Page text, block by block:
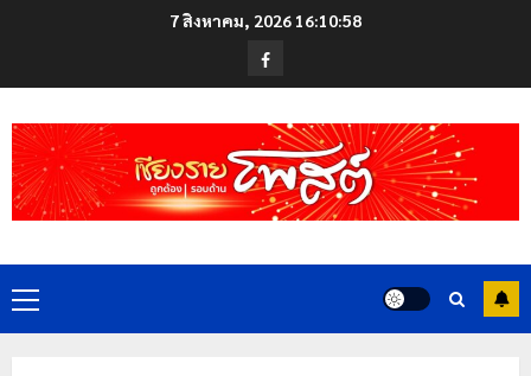
7 สิงหาคม, 2026 16:10:59
Facebook
Primary
Menu